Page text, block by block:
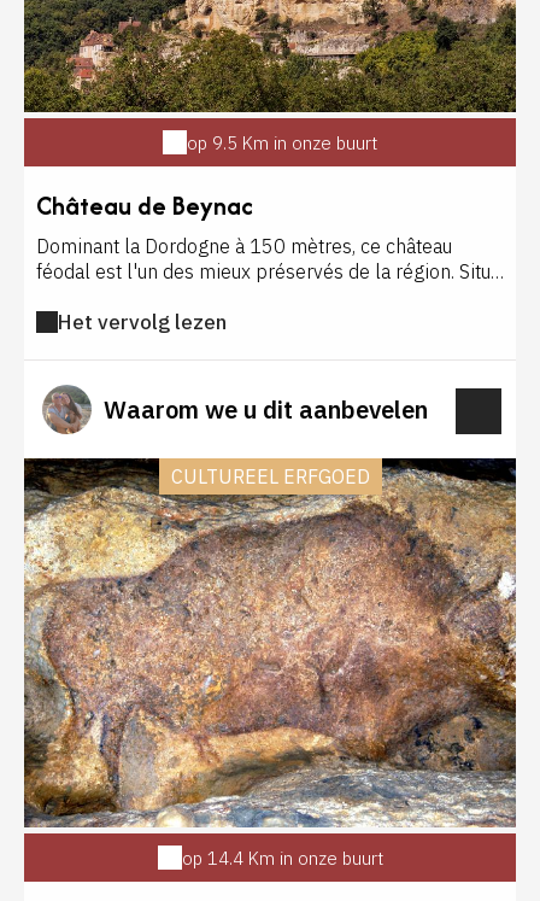
op 9.5 Km in onze buurt
Château de Beynac
Dominant la Dordogne à 150 mètres, ce château
féodal est l'un des mieux préservés de la région. Situé
Castelnaud, le frère ennemi pendant la guerre de cent
films, dont Les Visiteurs ou Jeanne d'Arc .
Het vervolg lezen
Waarom we u dit aanbevelen
CULTUREEL ERFGOED
op 14.4 Km in onze buurt